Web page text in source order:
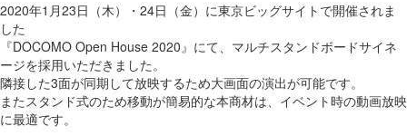
2020年1月23日（木）・24日（金）に東京ビッグサイトで開催されま
した
『DOCOMO Open House 2020』にて、マルチスタンドボードサイネ
ージを採用いただきました。
隣接した3面が同期して放映するため大画面の演出が可能です。
またスタンド式のため移動が簡易的な本商材は、イベント時の動画放映
に最適です。